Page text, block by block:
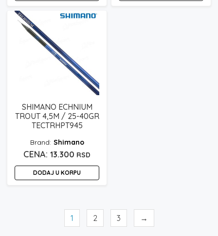
SHIMANO ECHNIUM
TROUT 4,5M / 25-40GR
TECTRHPT945
Shimano
13.300 RSD
DODAJ U KORPU
1 2 3 →